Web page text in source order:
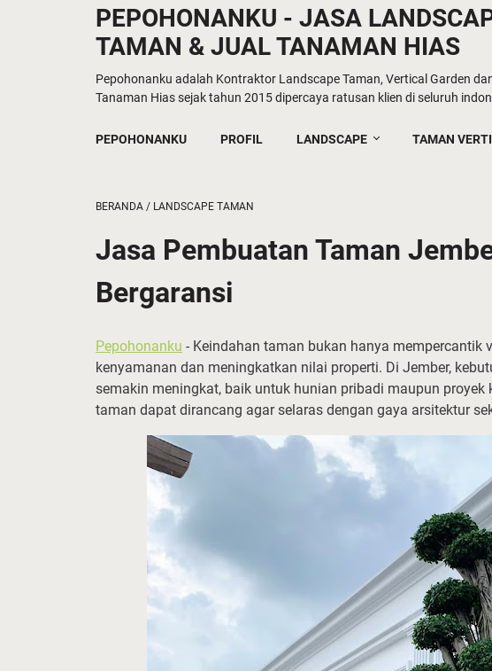
PEPOHONANKU - JASA
TAMAN & JUAL TANAMAN HIAS
Pepohonanku adalah Kontraktor Landscape Taman, Vertical Garden
Tanaman Hias sejak tahun 2015 dipercaya ratusan klien di seluruh
PEPOHONANKU PROFIL LANDSCAPE TAMAN
BERANDA / LANDSCAPE TAMAN
Jasa Pembuatan Taman
Bergaransi
Pepohonanku - Keindahan taman bukan hanya mempercantik
kenyamanan dan meningkatkan nilai properti. Di Jember,
semakin meningkat, baik untuk hunian pribadi maupun proyek
taman dapat dirancang agar selaras dengan gaya arsitektur